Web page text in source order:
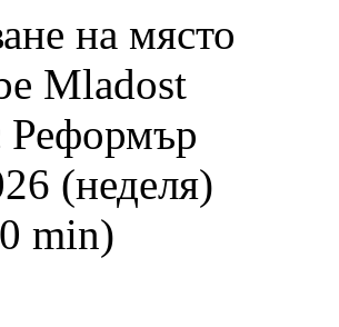
на място
Mladost
Реформър
(неделя)
min)